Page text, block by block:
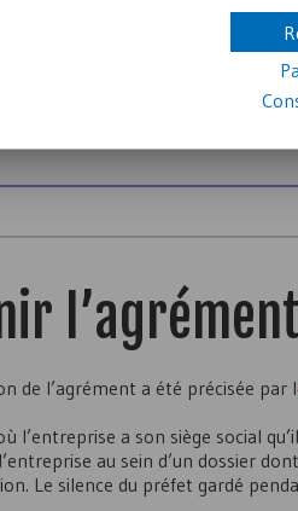
à jour dans
l’article 105 de la loi
l’agrément
de l’agrément a été précisée par
l’entreprise a son siège social
au sein d’un dossier
Le silence du préfet gardé